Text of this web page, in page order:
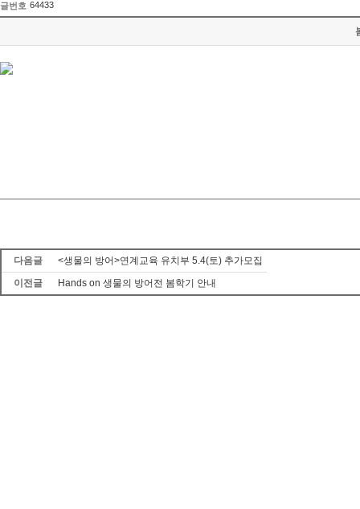
글번호 64433
다음글
<생물의 방어>연계교육 유치부 5.4(토) 추가모집
이전글
Hands on 생물의 방어전 봄학기 안내